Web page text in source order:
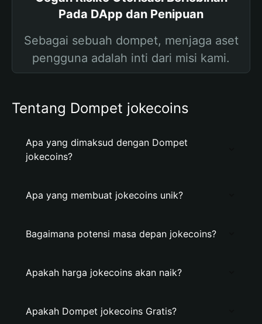
Pada DApp dan Penipuan
Sebagai sebuah dompet, menjaga aset
pengguna adalah inti dari misi kami.
Tentang Dompet jokecoins
Apa yang dimaksud dengan Dompet
jokecoins?
Apa yang membuat jokecoins unik?
Bagaimana potensi masa depan jokecoins?
Apakah harga jokecoins akan naik?
Apakah Dompet jokecoins Gratis?